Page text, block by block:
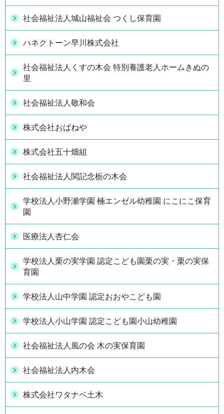
社会福祉法人城山福祉会 つくし保育園
ハネクトーン早川株式会社
社会福祉法人くすの木会 特別養護老人ホームきぬの
里
社会福祉法人敬和会
株式会社おばねや
株式会社五十畑組
社会福祉法人関記念栃の木会
学校法人小野瀬学園 楠エンゼル幼稚園 にこにこ保育
園
医療法人杏仁会
学校法人栗の実学園 認定こども園栗の実・栗の実保
育園
学校法人山中学園 認定おおやこども園
学校法人小山学園 認定こども園小山幼稚園
社会福祉法人風の会 木の実保育園
社会福祉法人内木会
株式会社ワタナベ土木